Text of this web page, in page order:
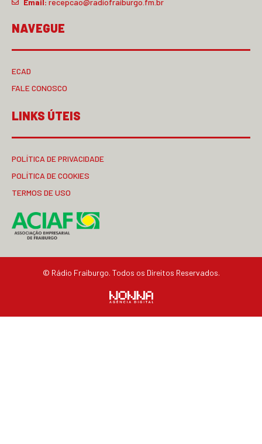
Email: recepcao@radiofraiburgo.fm.br
NAVEGUE
ECAD
FALE CONOSCO
LINKS ÚTEIS
POLÍTICA DE PRIVACIDADE
POLÍTICA DE COOKIES
TERMOS DE USO
© Rádio Fraiburgo. Todos os Direitos Reservados.